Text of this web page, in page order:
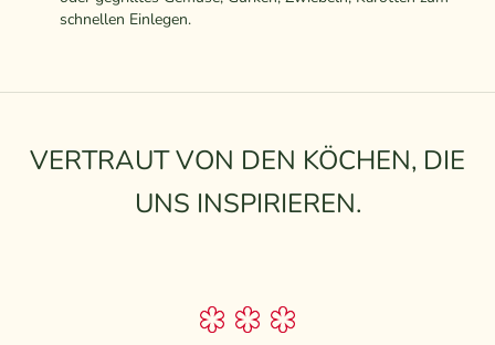
schnellen Einlegen.
VERTRAUT VON DEN KÖCHEN, DIE
UNS INSPIRIEREN.